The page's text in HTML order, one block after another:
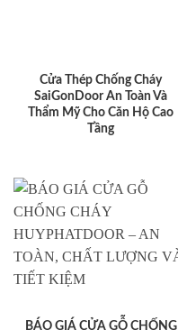
Cửa Thép Chống Cháy
SaiGonDoor An Toàn Và
Thẩm Mỹ Cho Căn Hộ Cao
Tầng
BÁO GIÁ CỬA GỖ CHỐNG